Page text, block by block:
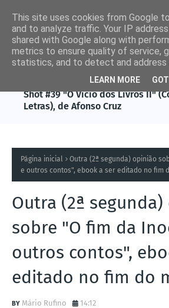
Shot #39 "O Vício dos Livros II"
Letras), de Afonso Cruz
Página inicial
Outra (2ª segunda) opinião
e outros contos", ebook a ser editado no fim
Outra (2ª
sobre "O fim da
outros contos",
editado no fim do
Mário Rufino 14:12
This site uses cookies from Google
and to analyze traffic. Your IP
shared with Google along with
metrics to ensure quality of service,
statistics, and to detect and address
LEARN MORE